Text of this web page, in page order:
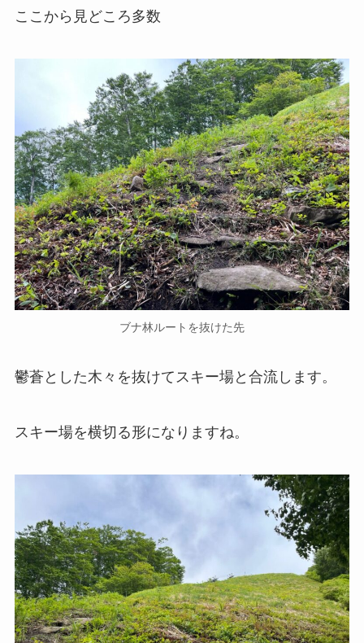
ここから見どころ多数
ブナ林ルートを抜けた先
鬱蒼とした木々を抜けてスキー場と合流します。
スキー場を横切る形になりますね。